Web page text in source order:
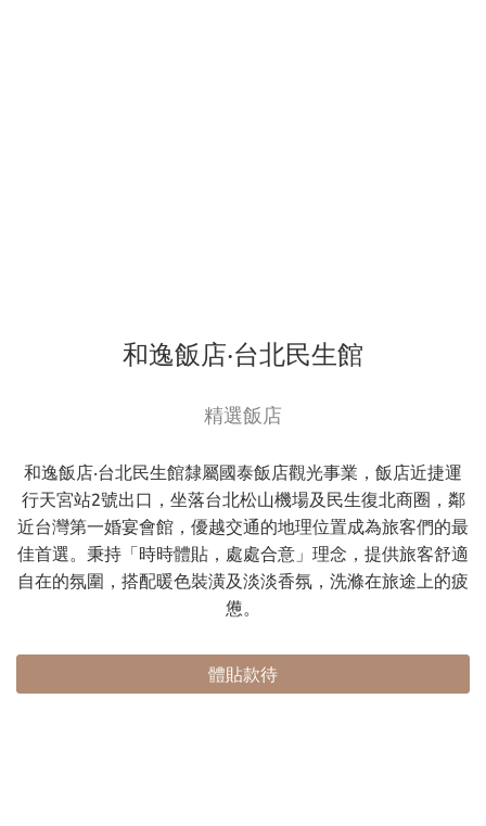
和逸飯店‧台北民生館
精選飯店
和逸飯店‧台北民生館隸屬國泰飯店觀光事業，飯店近捷運
行天宮站2號出口，坐落台北松山機場及民生復北商圈，鄰
近台灣第一婚宴會館，優越交通的地理位置成為旅客們的最
佳首選。秉持「時時體貼，處處合意」理念，提供旅客舒適
自在的氛圍，搭配暖色裝潢及淡淡香氛，洗滌在旅途上的疲
憊。
體貼款待